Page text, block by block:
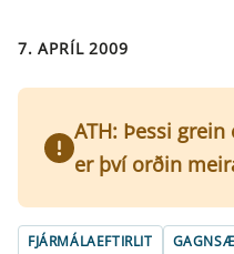
7. APRÍL 2009
ATH: Þessi
er því orðin
FJÁRMÁLAEFTIRLIT